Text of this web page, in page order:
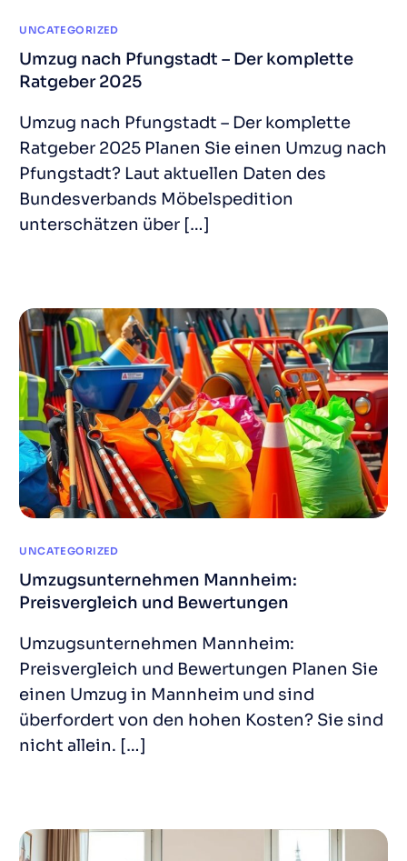
UNCATEGORIZED
Umzug nach Pfungstadt – Der komplette
Ratgeber 2025
Umzug nach Pfungstadt – Der komplette
Ratgeber 2025 Planen Sie einen Umzug nach
Pfungstadt? Laut aktuellen Daten des
Bundesverbands Möbelspedition
unterschätzen über […]
UNCATEGORIZED
Umzugsunternehmen Mannheim:
Preisvergleich und Bewertungen
Umzugsunternehmen Mannheim:
Preisvergleich und Bewertungen Planen Sie
einen Umzug in Mannheim und sind
überfordert von den hohen Kosten? Sie sind
nicht allein. […]